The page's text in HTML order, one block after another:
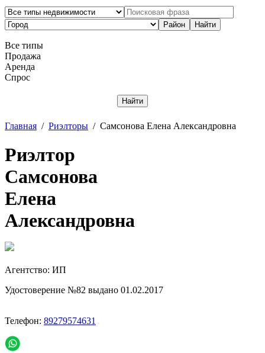
Все типы
Продажа
Аренда
Спрос
Главная / Риэлторы / Самсонова Елена Александровна
Риэлтор
Самсонова
Елена
Александровна
Агентство: ИП
Удостоверение №82 выдано 01.02.2017
Телефон: 89279574631